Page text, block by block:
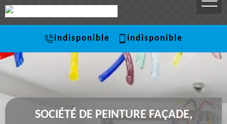
indisponible indisponible
SOCIÉTÉ DE PEINTURE FAÇADE,